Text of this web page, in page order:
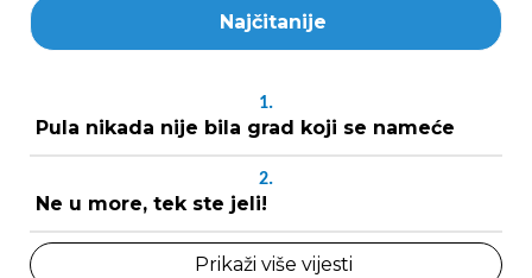
Najčitanije
1.
Pula nikada nije bila grad koji se nameće
2.
Ne u more, tek ste jeli!
Prikaži više vijesti